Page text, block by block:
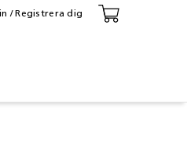
/ Registrera dig